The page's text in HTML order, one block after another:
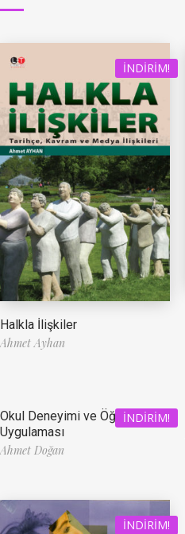
İNDIRIM!
Halkla İlişkiler
Ahmet Ayhan
İNDIRIM!
Okul Deneyimi ve Öğretmenlik
Uygulaması
Ahmet Doğan
İNDIRIM!